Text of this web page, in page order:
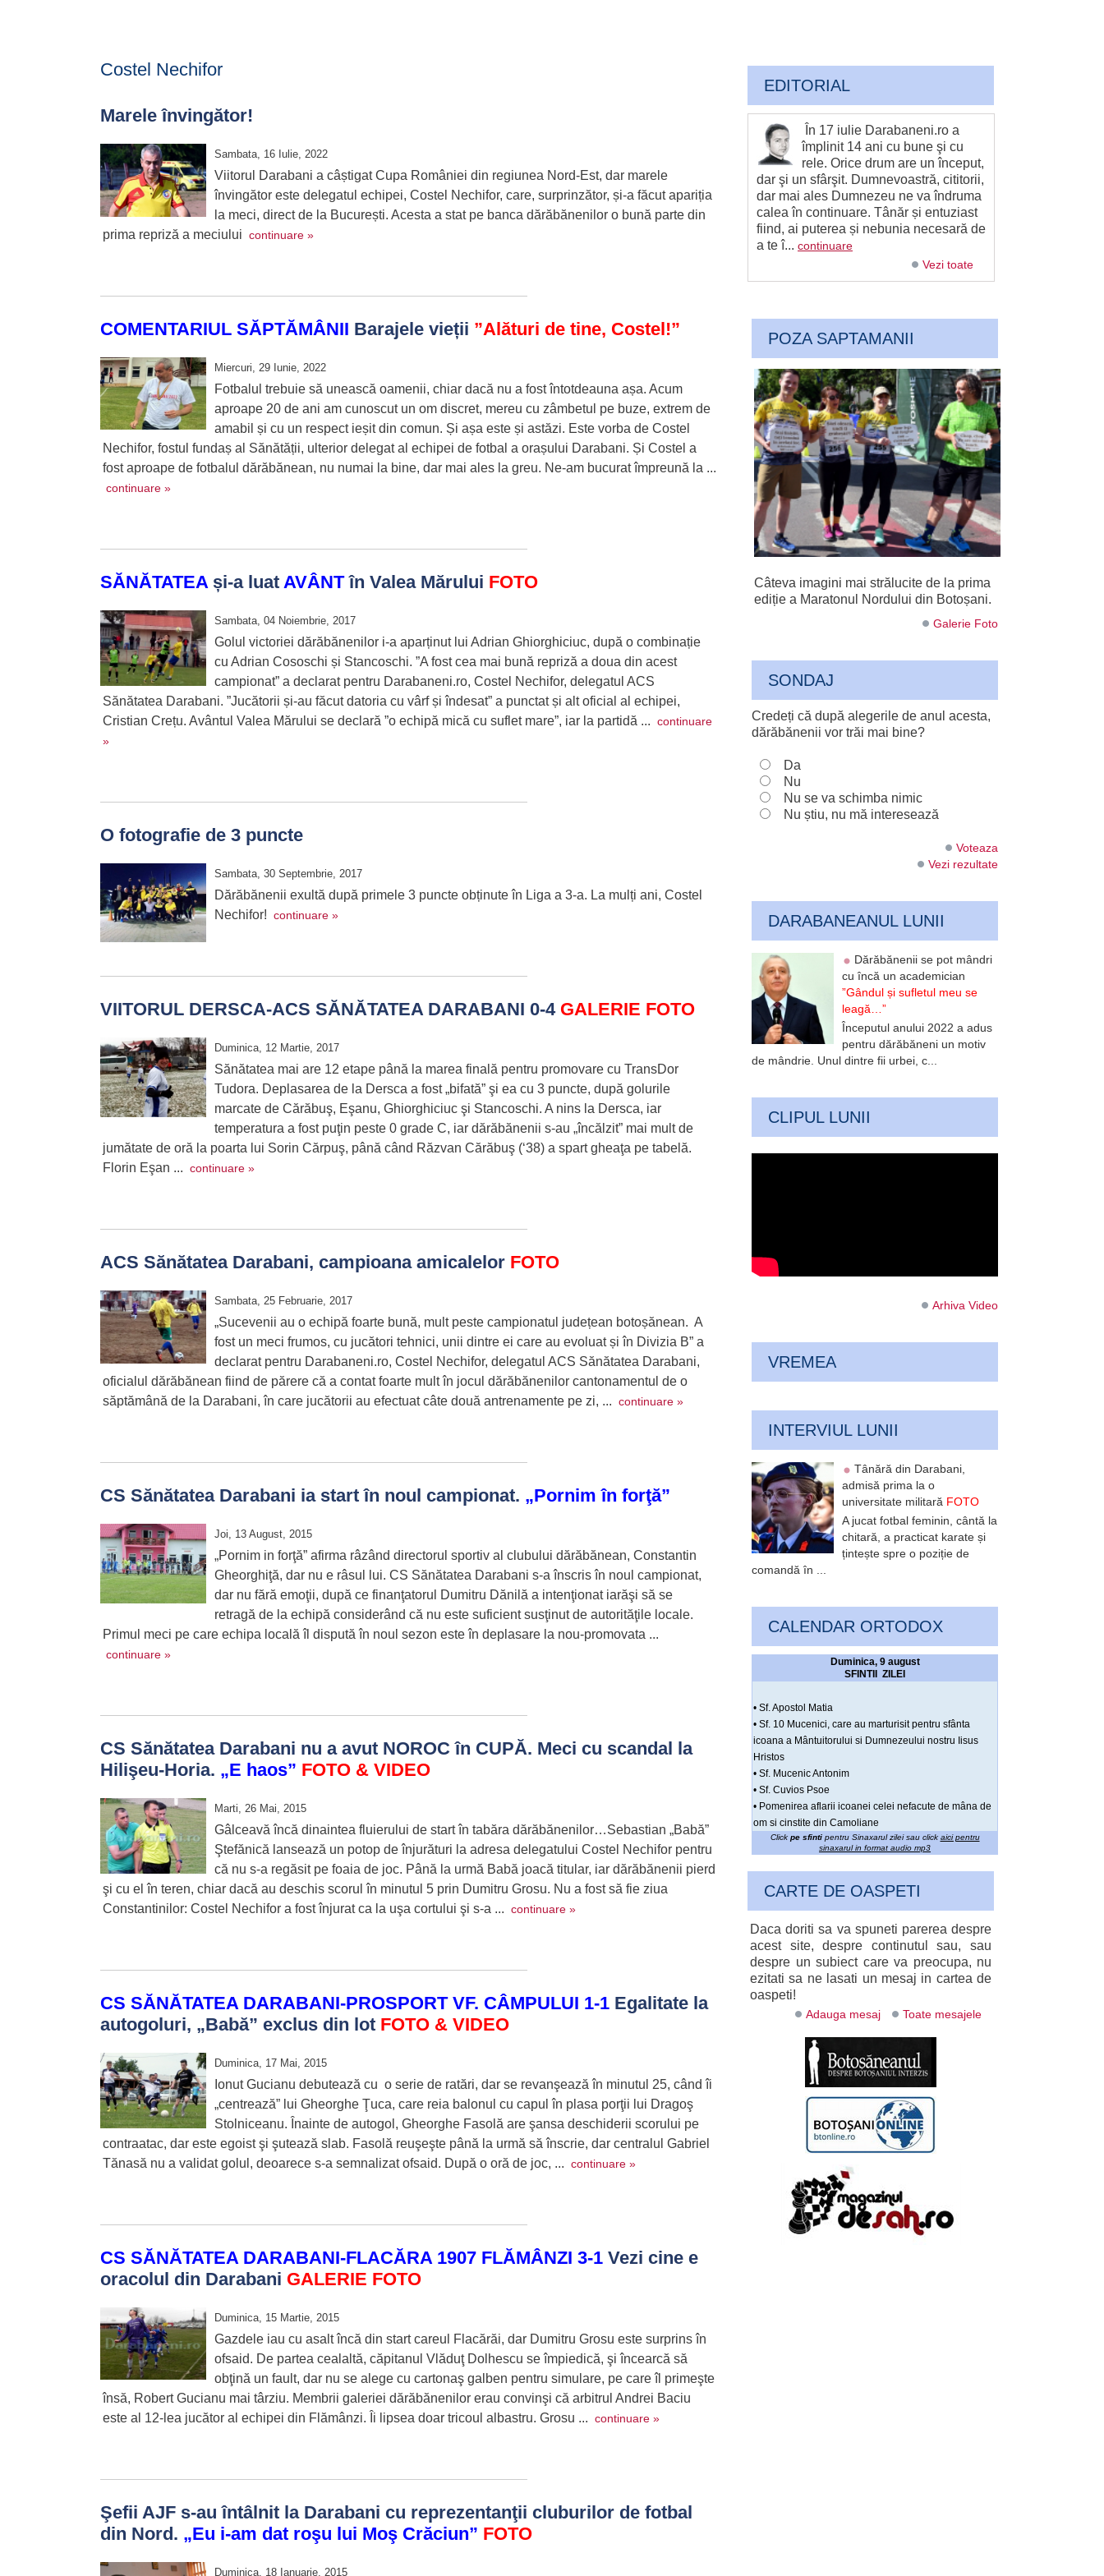
Costel Nechifor
Marele învingător!
Sambata, 16 Iulie, 2022
Viitorul Darabani a câștigat Cupa României din regiunea Nord-Est, dar marele
învingător este delegatul echipei, Costel Nechifor, care, surprinzător, și-a făcut apariția
la meci, direct de la București. Acesta a stat pe banca dărăbănenilor o bună parte din
prima repriză a meciului continuare »
COMENTARIUL SĂPTĂMÂNII Barajele vieții ”Alături de tine, Costel!”
Miercuri, 29 Iunie, 2022
Fotbalul trebuie să unească oamenii, chiar dacă nu a fost întotdeauna așa. Acum
aproape 20 de ani am cunoscut un om discret, mereu cu zâmbetul pe buze, extrem de
amabil și cu un respect ieșit din comun. Și așa este și astăzi. Este vorba de Costel
Nechifor, fostul fundaș al Sănătății, ulterior delegat al echipei de fotbal a orașului Darabani. Și Costel a
fost aproape de fotbalul dărăbănean, nu numai la bine, dar mai ales la greu. Ne-am bucurat împreună la ...
continuare »
SĂNĂTATEAși-a luat AVÂNTîn Valea Mărului FOTO
Sambata, 04 Noiembrie, 2017
Golul victoriei dărăbănenilor i-a aparținut lui Adrian Ghiorghiciuc, după o combinație
cu Adrian Cososchi și Stancoschi. ”A fost cea mai bună repriză a doua din acest
campionat” a declarat pentru Darabaneni.ro, Costel Nechifor, delegatul ACS
Sănătatea Darabani. ”Jucătorii și-au făcut datoria cu vârf și îndesat” a punctat și alt oficial al echipei,
Cristian Crețu. Avântul Valea Mărului se declară ”o echipă mică cu suflet mare”, iar la partidă ... continuare
»
O fotografie de 3 puncte
Sambata, 30 Septembrie, 2017
Dărăbănenii exultă după primele 3 puncte obținute în Liga a 3-a. La mulți ani, Costel
Nechifor! continuare »
VIITORUL DERSCA-ACS SĂNĂTATEA DARABANI 0-4 GALERIE FOTO
Duminica, 12 Martie, 2017
Sănătatea mai are 12 etape până la marea finală pentru promovare cu TransDor
Tudora. Deplasarea de la Dersca a fost „bifată” şi ea cu 3 puncte, după golurile
marcate de Cărăbuş, Eşanu, Ghiorghiciuc şi Stancoschi. A nins la Dersca, iar
temperatura a fost puţin peste 0 grade C, iar dărăbănenii s-au „încălzit” mai mult de
jumătate de oră la poarta lui Sorin Cărpuş, până când Răzvan Cărăbuş (‘38) a spart gheaţa pe tabelă.
Florin Eşan ... continuare »
ACS Sănătatea Darabani, campioana amicalelor FOTO
Sambata, 25 Februarie, 2017
„Sucevenii au o echipă foarte bună, mult peste campionatul județean botoșănean. A
fost un meci frumos, cu jucători tehnici, unii dintre ei care au evoluat și în Divizia B” a
declarat pentru Darabaneni.ro, Costel Nechifor, delegatul ACS Sănătatea Darabani,
oficialul dărăbănean fiind de părere că a contat foarte mult în jocul dărăbănenilor cantonamentul de o
săptămână de la Darabani, în care jucătorii au efectuat câte două antrenamente pe zi, ... continuare »
CS Sănătatea Darabani ia start în noul campionat. „Pornim în forţă”
Joi, 13 August, 2015
„Pornim in forţă” afirma râzând directorul sportiv al clubului dărăbănean, Constantin
Gheorghiţă, dar nu e râsul lui. CS Sănătatea Darabani s-a înscris în noul campionat,
dar nu fără emoţii, după ce finanţatorul Dumitru Dănilă a intenţionat iarăşi să se
retragă de la echipă considerând că nu este suficient susţinut de autorităţile locale.
Primul meci pe care echipa locală îl dispută în noul sezon este în deplasare la nou-promovata ...
continuare »
CS Sănătatea Darabani nu a avut NOROC în CUPĂ. Meci cu scandal la
Hilişeu-Horia. „E haos” FOTO & VIDEO
Marti, 26 Mai, 2015
Gâlceavă încă dinaintea fluierului de start în tabăra dărăbănenilor…Sebastian „Babă”
Ştefănică lansează un potop de înjurături la adresa delegatului Costel Nechifor pentru
că nu s-a regăsit pe foaia de joc. Până la urmă Babă joacă titular, iar dărăbănenii pierd
şi cu el în teren, chiar dacă au deschis scorul în minutul 5 prin Dumitru Grosu. Nu a fost să fie ziua
Constantinilor: Costel Nechifor a fost înjurat ca la uşa cortului şi s-a ... continuare »
CS SĂNĂTATEA DARABANI-PROSPORT VF. CÂMPULUI 1-1 Egalitate la
autogoluri, „Babă” exclus din lot FOTO & VIDEO
Duminica, 17 Mai, 2015
Ionut Gucianu debutează cu o serie de ratări, dar se revanşează în minutul 25, când îi
„centrează” lui Gheorghe Ţuca, care reia balonul cu capul în plasa porţii lui Dragoş
Stolniceanu. Înainte de autogol, Gheorghe Fasolă are şansa deschiderii scorului pe
contraatac, dar este egoist şi şutează slab. Fasolă reuşeşte până la urmă să înscrie, dar centralul Gabriel
Tănasă nu a validat golul, deoarece s-a semnalizat ofsaid. După o oră de joc, ... continuare »
CS SĂNĂTATEA DARABANI-FLACĂRA 1907 FLĂMÂNZI 3-1 Vezi cine e
oracolul din Darabani GALERIE FOTO
Duminica, 15 Martie, 2015
Gazdele iau cu asalt încă din start careul Flacărăi, dar Dumitru Grosu este surprins în
ofsaid. De partea cealaltă, căpitanul Vlăduţ Dolhescu se împiedică, şi încearcă să
obţină un fault, dar nu se alege cu cartonaş galben pentru simulare, pe care îl primeşte
însă, Robert Gucianu mai târziu. Membrii galeriei dărăbănenilor erau convinşi că arbitrul Andrei Baciu
este al 12-lea jucător al echipei din Flămânzi. Îi lipsea doar tricoul albastru. Grosu ... continuare »
Şefii AJF s-au întâlnit la Darabani cu reprezentanţii cluburilor de fotbal
din Nord. „Eu i-am dat roşu lui Moş Crăciun” FOTO
Duminica, 18 Ianuarie, 2015
EDITORIAL
În 17 iulie Darabaneni.ro a
împlinit 14 ani cu bune şi cu
rele. Orice drum are un început,
dar şi un sfârşit. Dumnevoastră, cititorii,
dar mai ales Dumnezeu ne va îndruma
calea în continuare. Tânăr și entuziast
fiind, ai puterea și nebunia necesară de
a te î... continuare
Vezi toate
POZA SAPTAMANII
Câteva imagini mai strălucite de la prima
ediție a Maratonul Nordului din Botoșani.
Galerie Foto
SONDAJ
Credeți că după alegerile de anul acesta,
dărăbănenii vor trăi mai bine?
Da
Nu
Nu se va schimba nimic
Nu știu, nu mă interesează
Voteaza
Vezi rezultate
DARABANEANUL LUNII
Dărăbănenii se pot mândri
cu încă un academician
”Gândul și sufletul meu se
leagă…”
Începutul anului 2022 a adus
pentru dărăbăneni un motiv
de mândrie. Unul dintre fii urbei, c...
CLIPUL LUNII
Arhiva Video
VREMEA
INTERVIUL LUNII
Tânără din Darabani,
admisă prima la o
universitate militară FOTO
A jucat fotbal feminin, cântă la
chitară, a practicat karate și
țintește spre o poziție de
comandă în ...
CALENDAR ORTODOX
Duminica, 9 august
SFINTII ZILEI
• Sf. Apostol Matia
• Sf. 10 Mucenici, care au marturisit pentru sfânta
icoana a Mântuitorului si Dumnezeului nostru Iisus
Hristos
• Sf. Mucenic Antonim
• Sf. Cuvios Psoe
• Pomenirea aflarii icoanei celei nefacute de mâna de
om si cinstite din Camoliane
Click pe sfintipentru Sinaxarul zilei sau click aici pentru
sinaxarul in format audio mp3
CARTE DE OASPETI
Daca doriti sa va spuneti parerea despre
acest site, despre continutul sau, sau
despre un subiect care va preocupa, nu
ezitati sa ne lasati un mesaj in cartea de
oaspeti!
Adauga mesaj Toate mesajele